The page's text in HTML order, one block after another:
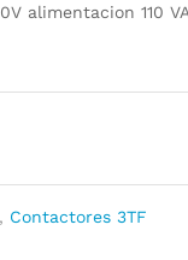
alimentacion 110
, Contactores 3TF